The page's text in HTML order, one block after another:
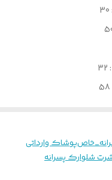
پوشاک وارداتی
شلوارک پسرانه